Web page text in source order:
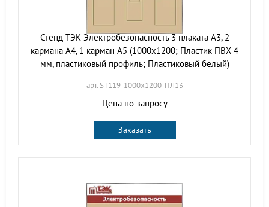
Стенд ТЭК Электробезопасность 3 плаката А3, 2
кармана А4, 1 карман А5 (1000х1200; Пластик ПВХ 4
мм, пластиковый профиль; Пластиковый белый)
арт. ST119-1000х1200-ПЛ13
Цена по запросу
Заказать